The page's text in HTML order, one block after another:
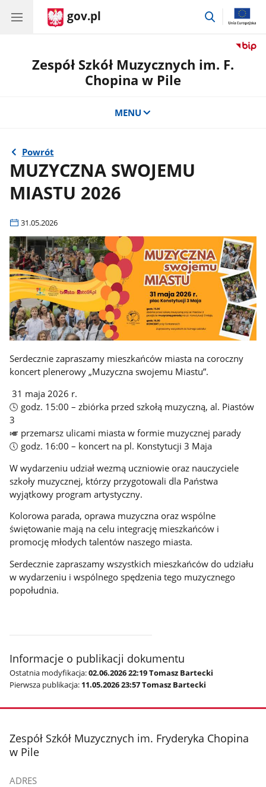
gov.pl
przejdź
Zespół Szkół Muzycznych im. F.
Chopina w Pile
MENU
Powrót
MUZYCZNA SWOJEMU
MIASTU 2026
31.05.2026
Serdecznie zapraszamy mieszkańców miasta na coroczny
koncert plenerowy „Muzyczna swojemu Miastu”.
31 maja 2026 r.
🕓 godz. 15:00 – zbiórka przed szkołą muzyczną, al. Piastów
3
🎺 przemarsz ulicami miasta w formie muzycznej parady
🕔 godz. 16:00 – koncert na pl. Konstytucji 3 Maja
W wydarzeniu udział wezmą uczniowie oraz nauczyciele
szkoły muzycznej, którzy przygotowali dla Państwa
wyjątkowy program artystyczny.
Kolorowa parada, oprawa muzyczna oraz wspólne
świętowanie mają na celu integrację mieszkańców i
promocję młodych talentów naszego miasta.
Serdecznie zapraszamy wszystkich mieszkańców do udziału
w wydarzeniu i wspólnego spędzenia tego muzycznego
popołudnia.
Informacje o publikacji dokumentu
Ostatnia modyfikacja:02.06.2026 22:19 Tomasz Bartecki
Pierwsza publikacja: 11.05.2026 23:57 Tomasz Bartecki
stopka
Zespół Szkół Muzycznych im. Fryderyka Chopina
w Pile
ADRES